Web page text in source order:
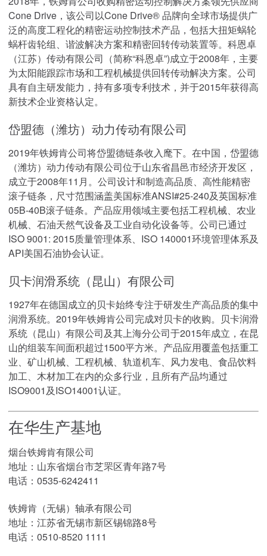
Cone Drive，该公司以Cone Drive® 品牌向全球市场提供广
泛的高度工程化的精密运动控制技术产品，包括大扭矩蜗轮
蜗杆齿轮组、谐波解决方案和精密回转传动装置等。科恩卓
（江苏）传动有限公司（简称“科恩卓”)成立于2008年，主要
为太阳能跟踪市场和工程机械提供回转传动解决方案。公司
具有自主研发能力，持有多项专利技术，并于2015年获得高
新技术企业资格认定。
岱盟德（潍坊）动力传动有限公司
2019年铁姆肯公司将岱盟德链条收入麾下。在中国，岱盟德
（潍坊）动力传动有限公司位于山东省昌邑市经济开发区，
成立于2008年11月。公司设计和制造高品质、高性能精密
滚子链条，尺寸范围涵盖美国标准ANSI#25-240及英国标准
05B-40B滚子链条。产品应用领域主要包括工程机械、农业
机械、石油天然气设备及工业自动化设备等。公司已通过
ISO 9001: 2015质量管理体系、ISO 140001环境管理体系及
API美国石油协会认证。
贝卡润滑系统（昆山）有限公司
1927年在德国成立的贝卡始终专注于研发生产高品质的集中
润滑系统。2019年铁姆肯公司完成对贝卡的收购。贝卡润滑
系统（昆山）有限公司及其上海分公司于2015年成立，在昆
山的组装车间面积超过1500平方米。产品应用覆盖包括重工
业、矿山机械、工程机械、轨道机车、风力发电、食品饮料
加工、木材加工在内的众多行业，且所有产品均通过
ISO9001及ISO14001认证。
在华生产基地
烟台铁姆肯有限公司
地址：山东省烟台市芝罘区青年路7号
电话：0535-6242411
铁姆肯（无锡）轴承有限公司
地址：江苏省无锡市新区锡锦路8号
电话：0510-8520 1111